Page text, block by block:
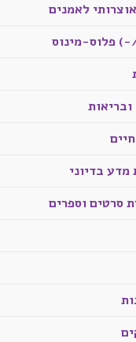
אוצרותי לאמנים
ובריאות
מדע בדיוני
סרטים וספרים